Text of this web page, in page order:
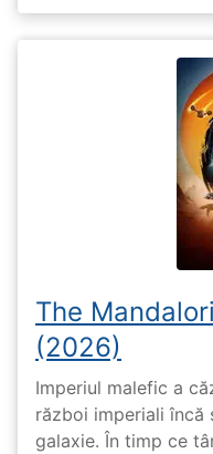
The
(2026)
Imperiul malefic a
război imperiali încă
galaxie. În timp ce